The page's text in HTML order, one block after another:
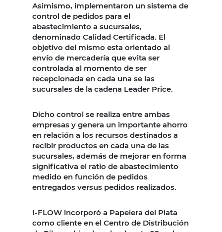
Asimismo, implementaron un sistema de
control de pedidos para el
abastecimiento a sucursales,
denominado Calidad Certificada. El
objetivo del mismo esta orientado al
envío de mercadería que evita ser
controlada al momento de ser
recepcionada en cada una se las
sucursales de la cadena Leader Price.
Dicho control se realiza entre ambas
empresas y genera un importante ahorro
en relación a los recursos destinados a
recibir productos en cada una de las
sucursales, además de mejorar en forma
significativa el ratio de abastecimiento
medido en función de pedidos
entregados versus pedidos realizados.
I-FLOW incorporó a Papelera del Plata
como cliente en el Centro de Distribución